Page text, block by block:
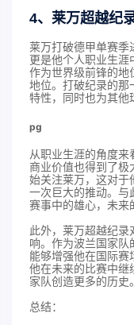
4、莱万超越纪
莱万打破德甲单赛季
更是他个人职业生涯
作为世界级前锋的地
地位。打破纪录的那
特性，同时也为其他
pg
从职业生涯的角度
商业价值也得到了极
始关注莱万，这对于
一次巨大的推动。与
赛事中的雄心，未来
此外，莱万超越纪录
响。作为波兰国家队
能够增强他在国际赛
他在未来的比赛中继
家队创造更多的历史。
总结：